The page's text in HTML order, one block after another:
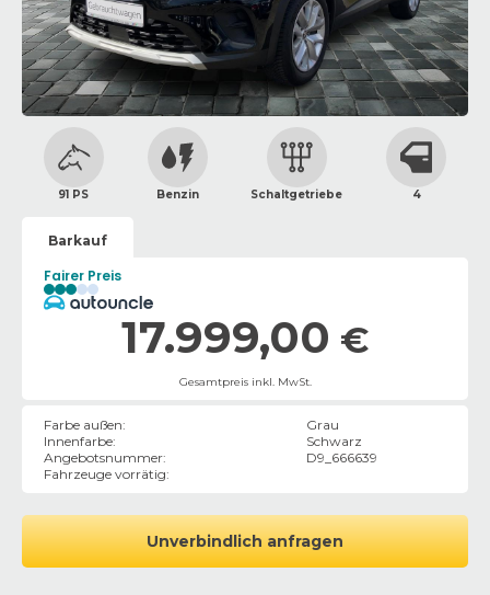
91 PS Benzin Schaltgetriebe 4
Barkauf
Fairer Preis
17.999,00 €
Gesamtpreis inkl. MwSt.
Farbe außen:
Grau
Innenfarbe:
Schwarz
Angebotsnummer:
D9_666639
Fahrzeuge vorrätig:
Unverbindlich anfragen